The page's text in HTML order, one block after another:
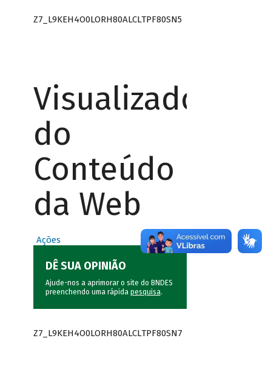
Z7_L9KEH4O0LORH80ALCLTPF80SN5
Visualizador
do
Conteúdo
da Web
Ações
DÊ SUA OPINIÃO
Ajude-nos a aprimorar o site do BNDES
preenchendo uma rápida pesquisa.
Z7_L9KEH4O0LORH80ALCLTPF80SN7